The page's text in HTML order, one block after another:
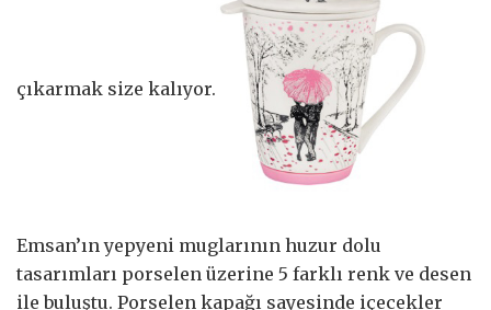
çıkarmak size kalıyor.
Emsan’ın yepyeni muglarının huzur dolu
tasarımları porselen üzerine 5 farklı renk ve desen
ile buluştu. Porselen kapağı sayesinde içecekler